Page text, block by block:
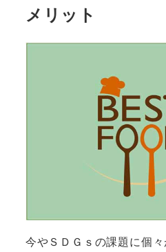
メリット
今やＳＤＧｓの課題に個